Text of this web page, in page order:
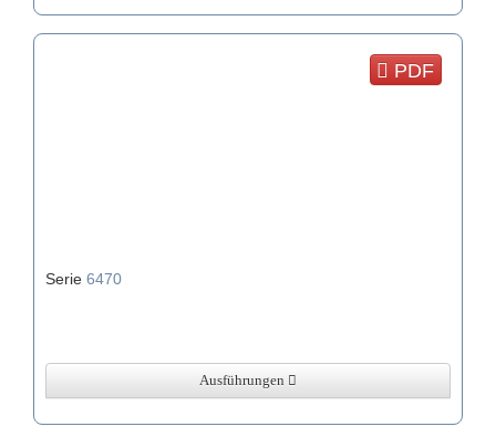
PDF
Serie 6470
Ausführungen